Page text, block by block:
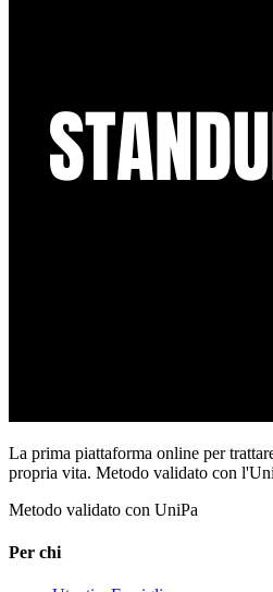
La prima piattaforma online per
propria vita. Metodo validato con
Metodo validato con UniPa
Per chi